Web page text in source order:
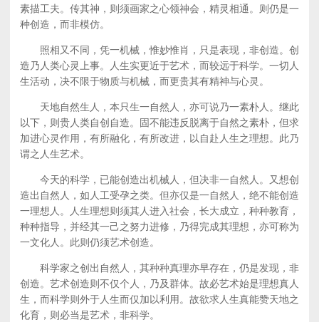
素描工夫。传其神，则须画家之心领神会，精灵相通。则仍是一
种创造，而非模仿。
照相又不同，凭一机械，惟妙惟肖，只是表现，非创造。创
造乃人类心灵上事。人生实更近于艺术，而较远于科学。一切人
生活动，决不限于物质与机械，而更贵其有精神与心灵。
天地自然生人，本只生一自然人，亦可说乃一素朴人。继此
以下，则贵人类自创自造。固不能违反脱离于自然之素朴，但求
加进心灵作用，有所融化，有所改进，以自赴人生之理想。此乃
谓之人生艺术。
今天的科学，已能创造出机械人，但决非一自然人。又想创
造出自然人，如人工受孕之类。但亦仅是一自然人，绝不能创造
一理想人。人生理想则须其人进入社会，长大成立，种种教育，
种种指导，并经其一己之努力进修，乃得完成其理想，亦可称为
一文化人。此则仍须艺术创造。
科学家之创出自然人，其种种真理亦早存在，仍是发现，非
创造。艺术创造则不仅个人，乃及群体。故必艺术始是理想真人
生，而科学则外于人生而仅加以利用。故欲求人生真能赞天地之
化育，则必当是艺术，非科学。